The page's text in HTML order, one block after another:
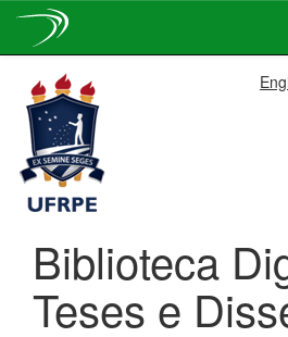
navigation
Biblioteca
Teses e